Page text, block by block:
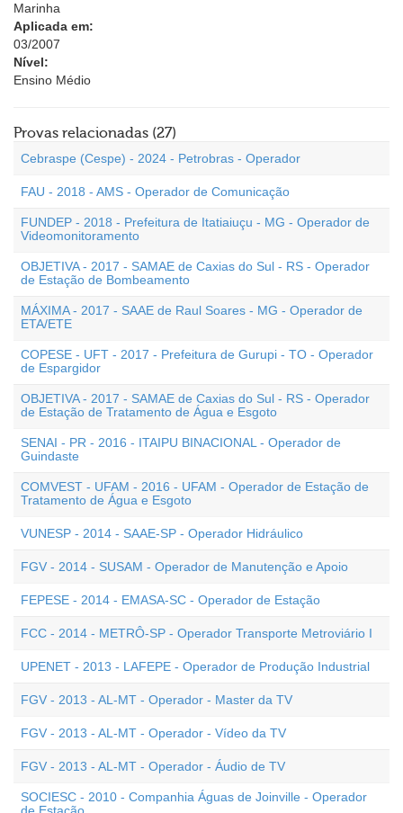
Marinha
Aplicada em:
03/2007
Nível:
Ensino Médio
Provas relacionadas (27)
Cebraspe (Cespe) - 2024 - Petrobras - Operador
FAU - 2018 - AMS - Operador de Comunicação
FUNDEP - 2018 - Prefeitura de Itatiaiuçu - MG - Operador de
Videomonitoramento
OBJETIVA - 2017 - SAMAE de Caxias do Sul - RS - Operador
de Estação de Bombeamento
MÁXIMA - 2017 - SAAE de Raul Soares - MG - Operador de
ETA/ETE
COPESE - UFT - 2017 - Prefeitura de Gurupi - TO - Operador
de Espargidor
OBJETIVA - 2017 - SAMAE de Caxias do Sul - RS - Operador
de Estação de Tratamento de Água e Esgoto
SENAI - PR - 2016 - ITAIPU BINACIONAL - Operador de
Guindaste
COMVEST - UFAM - 2016 - UFAM - Operador de Estação de
Tratamento de Água e Esgoto
VUNESP - 2014 - SAAE-SP - Operador Hidráulico
FGV - 2014 - SUSAM - Operador de Manutenção e Apoio
FEPESE - 2014 - EMASA-SC - Operador de Estação
FCC - 2014 - METRÔ-SP - Operador Transporte Metroviário I
UPENET - 2013 - LAFEPE - Operador de Produção Industrial
FGV - 2013 - AL-MT - Operador - Master da TV
FGV - 2013 - AL-MT - Operador - Vídeo da TV
FGV - 2013 - AL-MT - Operador - Áudio de TV
SOCIESC - 2010 - Companhia Águas de Joinville - Operador